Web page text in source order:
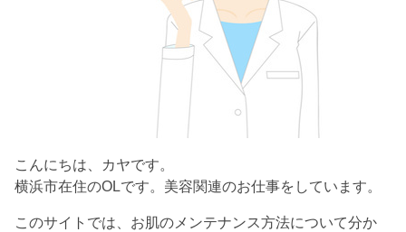
こんにちは、カヤです。
横浜市在住のOLです。美容関連のお仕事をしています。
このサイトでは、お肌のメンテナンス方法について分か